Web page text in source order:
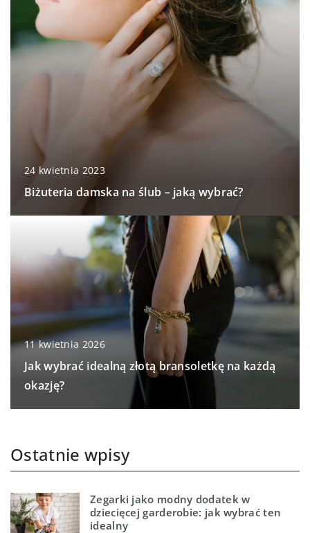
24 kwietnia 2023
Biżuteria damska na ślub – jaką wybrać?
11 kwietnia 2026
Jak wybrać idealną złotą bransoletkę na każdą
okazję?
Ostatnie wpisy
Zegarki jako modny dodatek w
dziecięcej garderobie: jak wybrać ten
idealny